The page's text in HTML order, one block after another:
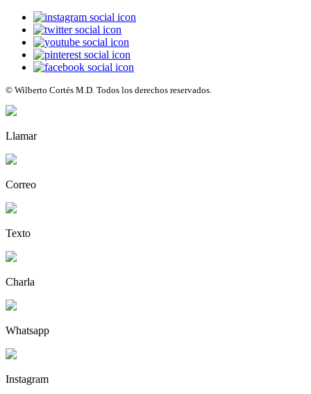
© Wilberto Cortés M.D. Todos los derechos reservados.
Llamar
Correo
Texto
Charla
Whatsapp
Instagram